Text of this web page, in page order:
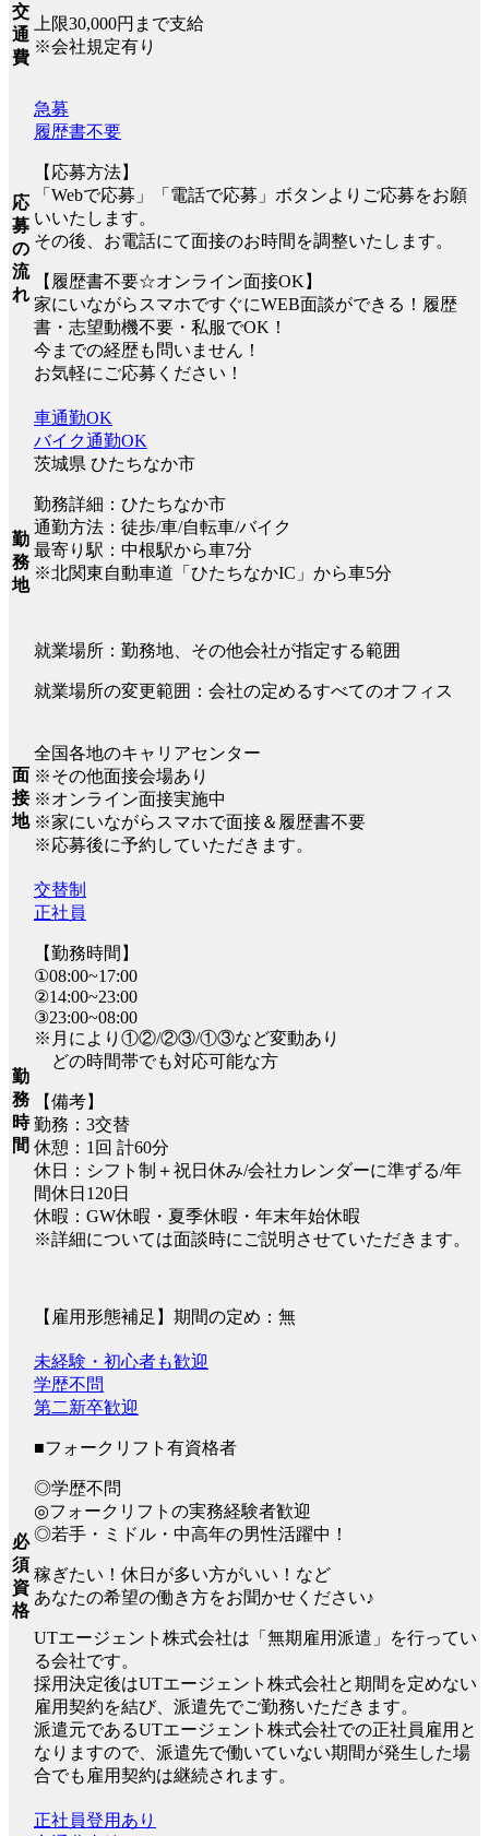
交
通
費
上限30,000円まで支給
※会社規定有り
応
募
の
流
れ
急募
履歴書不要
【応募方法】
「Webで応募」「電話で応募」ボタンよりご応募をお願
いいたします。
その後、お電話にて面接のお時間を調整いたします。
【履歴書不要☆オンライン面接OK】
家にいながらスマホですぐにWEB面談ができる！履歴
書・志望動機不要・私服でOK！
今までの経歴も問いません！
お気軽にご応募ください！
勤
務
地
車通勤OK
バイク通勤OK
茨城県 ひたちなか市
勤務詳細：ひたちなか市
通勤方法：徒歩/車/自転車/バイク
最寄り駅：中根駅から車7分
※北関東自動車道「ひたちなかIC」から車5分
就業場所：勤務地、その他会社が指定する範囲
就業場所の変更範囲：会社の定めるすべてのオフィス
面
接
地
全国各地のキャリアセンター
※その他面接会場あり
※オンライン面接実施中
※家にいながらスマホで面接＆履歴書不要
※応募後に予約していただきます。
勤
務
時
間
交替制
正社員
【勤務時間】
①08:00~17:00
②14:00~23:00
③23:00~08:00
※月により①②/②③/①③など変動あり
どの時間帯でも対応可能な方
【備考】
勤務：3交替
休憩：1回 計60分
休日：シフト制＋祝日休み/会社カレンダーに準ずる/年
間休日120日
休暇：GW休暇・夏季休暇・年末年始休暇
※詳細については面談時にご説明させていただきます。
【雇用形態補足】期間の定め：無
必
須
資
格
未経験・初心者も歓迎
学歴不問
第二新卒歓迎
■フォークリフト有資格者
◎学歴不問
◎フォークリフトの実務経験者歓迎
◎若手・ミドル・中高年の男性活躍中！
稼ぎたい！休日が多い方がいい！など
あなたの希望の働き方をお聞かせください♪
UTエージェント株式会社は「無期雇用派遣」を行ってい
る会社です。
採用決定後はUTエージェント株式会社と期間を定めない
雇用契約を結び、派遣先でご勤務いただきます。
派遣元であるUTエージェント株式会社での正社員雇用と
なりますので、派遣先で働いていない期間が発生した場
合でも雇用契約は継続されます。
正社員登用あり